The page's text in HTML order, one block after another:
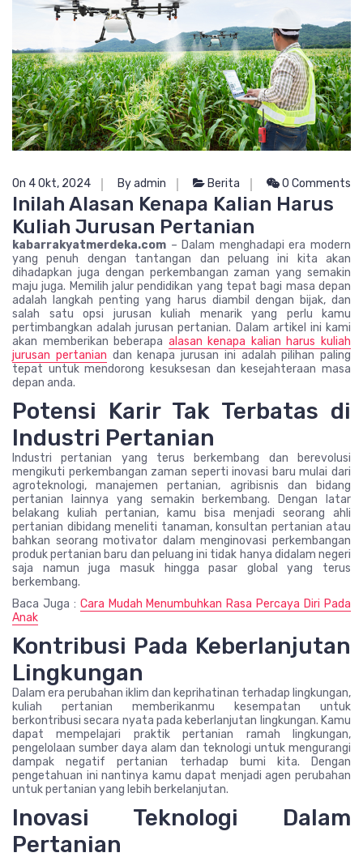
On 4 Okt, 2024 By admin Berita 0 Comments
Inilah Alasan Kenapa Kalian Harus
Kuliah Jurusan Pertanian
kabarrakyatmerdeka.com – Dalam menghadapi era modern
yang penuh dengan tantangan dan peluang ini kita akan
dihadapkan juga dengan perkembangan zaman yang semakin
maju juga. Memilih jalur pendidikan yang tepat bagi masa depan
adalah langkah penting yang harus diambil dengan bijak, dan
salah satu opsi jurusan kuliah menarik yang perlu kamu
pertimbangkan adalah jurusan pertanian. Dalam artikel ini kami
akan memberikan beberapa alasan kenapa kalian harus kuliah
jurusan pertanian dan kenapa jurusan ini adalah pilihan paling
tepat untuk mendorong kesuksesan dan kesejahteraan masa
depan anda.
Potensi Karir Tak Terbatas di
Industri Pertanian
Industri pertanian yang terus berkembang dan berevolusi
mengikuti perkembangan zaman seperti inovasi baru mulai dari
agroteknologi, manajemen pertanian, agribisnis dan bidang
pertanian lainnya yang semakin berkembang. Dengan latar
belakang kuliah pertanian, kamu bisa menjadi seorang ahli
pertanian dibidang meneliti tanaman, konsultan pertanian atau
bahkan seorang motivator dalam menginovasi perkembangan
produk pertanian baru dan peluang ini tidak hanya didalam negeri
saja namun juga masuk hingga pasar global yang terus
berkembang.
Baca Juga : Cara Mudah Menumbuhkan Rasa Percaya Diri Pada
Anak
Kontribusi Pada Keberlanjutan
Lingkungan
Dalam era perubahan iklim dan keprihatinan terhadap lingkungan,
kuliah pertanian memberikanmu kesempatan untuk
berkontribusi secara nyata pada keberlanjutan lingkungan. Kamu
dapat mempelajari praktik pertanian ramah lingkungan,
pengelolaan sumber daya alam dan teknologi untuk mengurangi
dampak negatif pertanian terhadap bumi kita. Dengan
pengetahuan ini nantinya kamu dapat menjadi agen perubahan
untuk pertanian yang lebih berkelanjutan.
Inovasi Teknologi Dalam
Pertanian